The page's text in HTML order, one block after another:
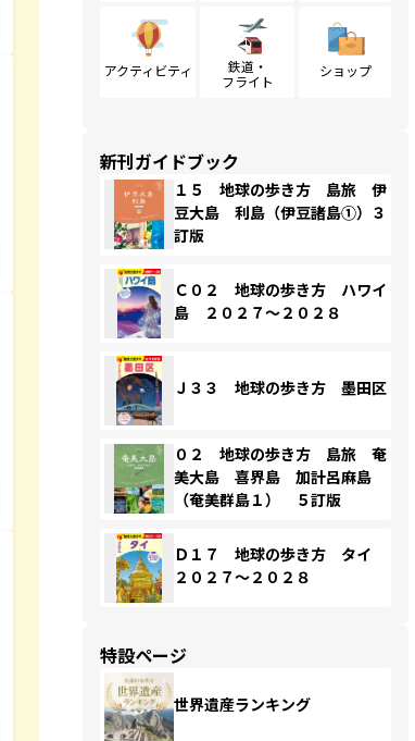
アクティビティ
鉄道・
フライト
ショップ
新刊ガイドブック
１５ 地球の歩き方 島旅 伊
豆大島 利島（伊豆諸島①）３
訂版
Ｃ０２ 地球の歩き方 ハワイ
島 ２０２７～２０２８
Ｊ３３ 地球の歩き方 墨田区
０２ 地球の歩き方 島旅 奄
美大島 喜界島 加計呂麻島
（奄美群島１） ５訂版
Ｄ１７ 地球の歩き方 タイ
２０２７～２０２８
特設ページ
世界遺産ランキング